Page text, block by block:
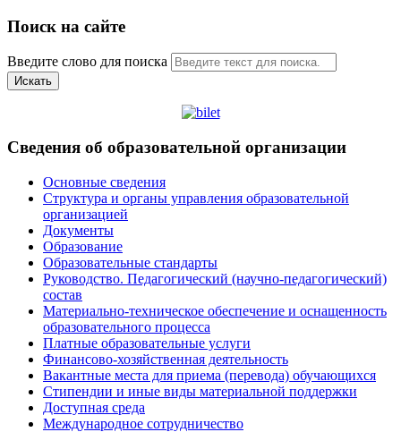
Поиск на сайте
Введите слово для поиска
Искать
Сведения об образовательной организации
Основные сведения
Структура и органы управления образовательной
организацией
Документы
Образование
Образовательные стандарты
Руководство. Педагогический (научно-педагогический)
состав
Материально-техническое обеспечение и оснащенность
образовательного процесса
Платные образовательные услуги
Финансово-хозяйственная деятельность
Вакантные места для приема (перевода) обучающихся
Стипендии и иные виды материальной поддержки
Доступная среда
Международное сотрудничество